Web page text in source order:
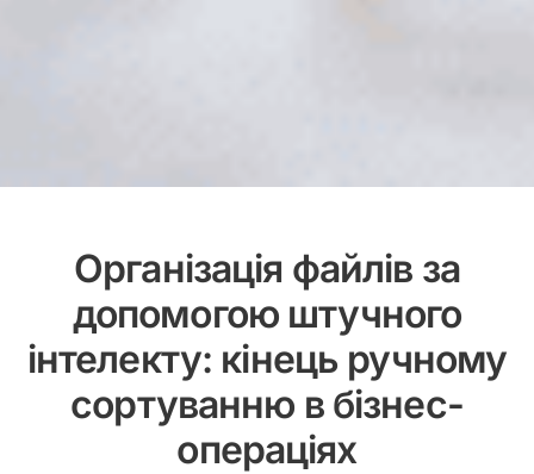
Організація файлів за
допомогою штучного
інтелекту: кінець ручному
сортуванню в бізнес-
операціях